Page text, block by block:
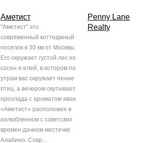
Аметист
"Аметист" это
современный коттеджный
поселок в 30 км от Москвы.
Его окружает густой лес из
сосен и елей, в котором по
утрам вас окружает пение
птиц, а вечером окутывает
прохлада с ароматом хвои.
«Аметист» расположен в
излюбленном с советских
времен дачном местечке
Алабино. Совр...
Penny Lane
Realty